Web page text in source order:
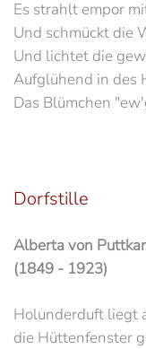
Es strahlt empor
Und schmückt die
Und lichtet die
Aufglühend in des
Das Blümchen
Dorfstille
Alberta von
(1849 - 1923)
Holunderduft liegt
die Hüttenfenster